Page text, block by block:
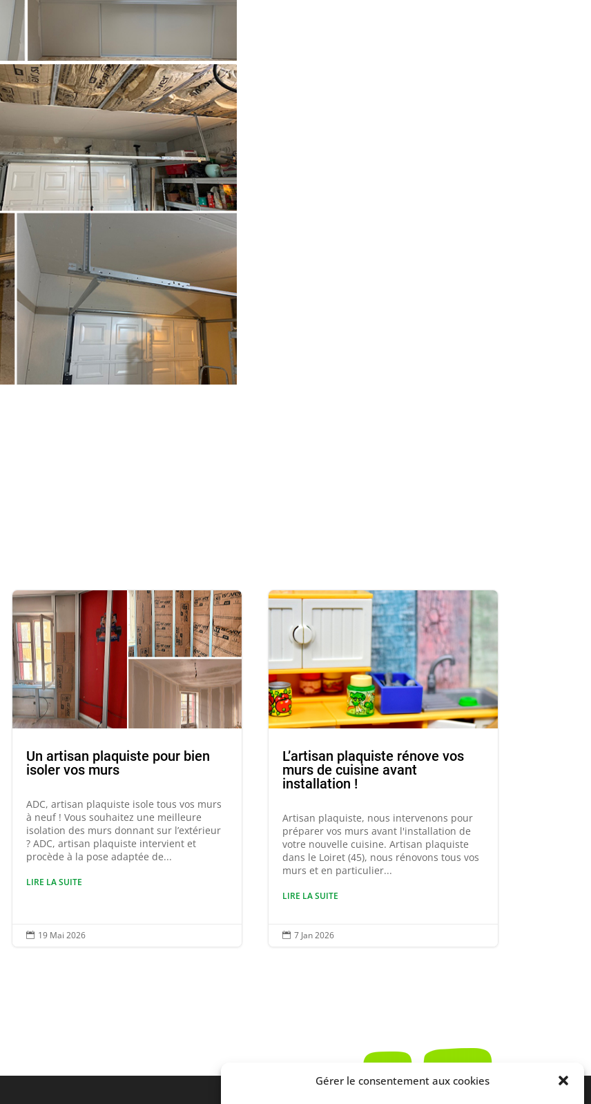
Gérer le consentement aux cookies
Un artisan plaquiste pour bien
isoler vos murs
ADC, artisan plaquiste isole tous vos murs
à neuf ! Vous souhaitez une meilleure
isolation des murs donnant sur l’extérieur
? ADC, artisan plaquiste intervient et
procède à la pose adaptée de...
LIRE LA SUITE
 19 Mai 2026
L’artisan plaquiste rénove vos
murs de cuisine avant
installation !
Artisan plaquiste, nous intervenons pour
préparer vos murs avant l'installation de
votre nouvelle cuisine. Artisan plaquiste
dans le Loiret (45), nous rénovons tous vos
murs et en particulier...
LIRE LA SUITE
 7 Jan 2026